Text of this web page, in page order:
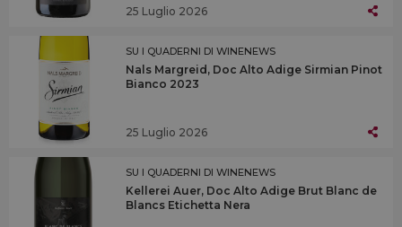
25 Luglio 2026
SU I QUADERNI DI WINENEWS
Nals Margreid, Doc Alto Adige Sirmian Pinot
Bianco 2023
25 Luglio 2026
SU I QUADERNI DI WINENEWS
Kellerei Auer, Doc Alto Adige Brut Blanc de
Blancs Etichetta Nera